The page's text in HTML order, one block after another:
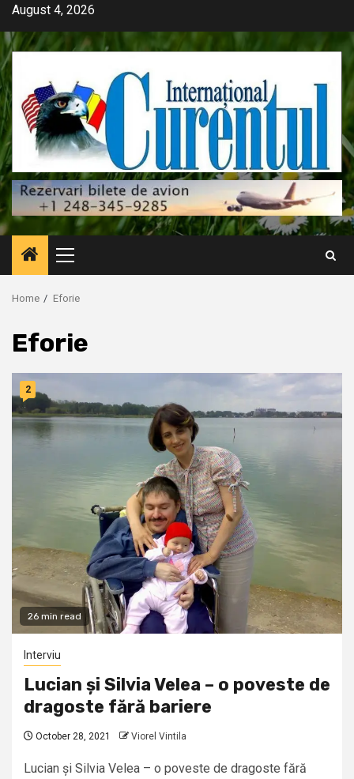
Skip
content
August 4, 2026
Primary
Menu
Home Eforie
Eforie
26 min read
2
Interviu
Lucian și Silvia Velea – o poveste de
dragoste fără bariere
October 28, 2021 Viorel Vintila
Lucian și Silvia Velea – o poveste de dragoste fără